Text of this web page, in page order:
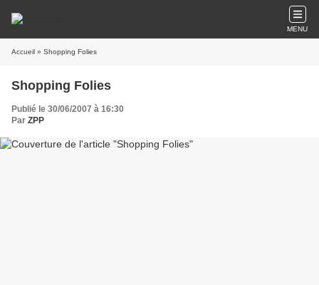
MENU
Accueil » Shopping Folies
Shopping Folies
Publié le 30/06/2007 à 16:30
Par ZPP